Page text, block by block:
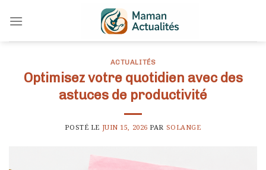
ACTUALITÉS
Optimisez votre quotidien avec des
astuces de productivité
POSTÉ LE JUIN 15, 2026 PAR SOLANGE